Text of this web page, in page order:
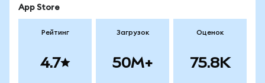
App Store
Рейтинг
4.7
Загрузок
50M+
Оценок
75.8K